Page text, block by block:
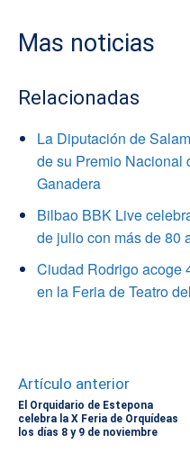
Mas noticias
Relacionadas
La Diputación de
de su Premio Nacional
Ganadera
Bilbao BBK Live
de julio con más de 80
Ciudad Rodrigo acoge
en la Feria de Teatro
Artículo anterior
El Orquidario de Estepona
celebra la X Feria de Orquídeas
los días 8 y 9 de noviembre